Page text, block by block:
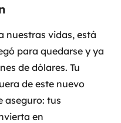
nuestras vidas, está
para quedarse y ya
de dólares. Tu
de este nuevo
aseguro: tus
en